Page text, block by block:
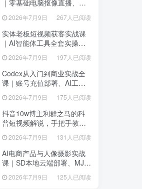
｜零基础电脑抠像直播、
OBS高阶调试、多平台高清
开播、直播间视觉美化落地
教程
2026年7月9日 267人已阅读
实体老板短视频获客实战课
｜AI智能体工具全套实操、
门店IP打造、爆款变现选
题、数字人无人出镜引流完
整教程
2026年7月9日 197人已阅读
Codex从入门到商业实战全
课｜账号充值部署、AI工具
联动、核心功能精讲、自动
化搭建、全站项目开发零基
础教程
2026年7月9日 175人已阅读
抖音10w博主利群之马的科
普短视频解说，手把手教你
解锁伙伴计划+精选独家收
益，从素材到成片全流程
2026年7月9日 131人已阅读
AI电商产品与人像摄影实战
课｜SD本地云端部署、MJ全
套操作、多品类商品商用出
图、创意风格人像AI绘图完
2026年7月9日 125人已阅读
｜零基础电脑抠像直播、
开播、直播间视觉美化落地
教程
2026年7月9日 267人已阅读
实体老板短视频获客实战课
｜AI智能体工具全套实操、
题、数字人无人出镜引流完
整教程
2026年7月9日 197人已阅读
Codex从入门到商业实战全
课｜账号充值部署、AI工具
化搭建、全站项目开发零基
础教程
2026年7月9日 175人已阅读
抖音10w博主利群之马的科
普短视频解说，手把手教你
益，从素材到成片全流程
2026年7月9日 131人已阅读
AI电商产品与人像摄影实战
课｜SD本地云端部署、MJ全
图、创意风格人像AI绘图完
2026年7月9日 125人已阅读